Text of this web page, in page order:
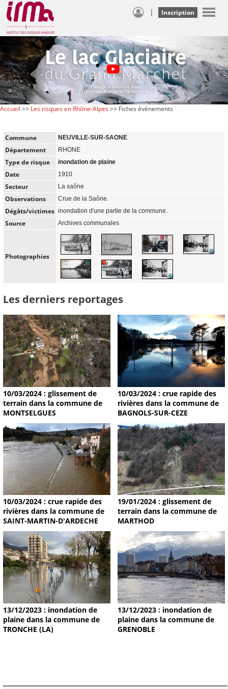
| Inscription
Accueil >> Les risques en Rhône-Alpes>> Fiches événements
Commune NEUVILLE-SUR-SAONE
Département RHONE
Type de risque inondation de plaine
Date 1910
Secteur La saône
Observations Crue de la Saône.
Dégâts/victimes inondation d'une partie de la commune.
Source Archives communales
Photographies
Les derniers reportages
10/03/2024 : glissement de
terrain dans la commune de
MONTSELGUES
10/03/2024 : crue rapide des
rivières dans la commune de
BAGNOLS-SUR-CEZE
10/03/2024 : crue rapide des
rivières dans la commune de
SAINT-MARTIN-D'ARDECHE
19/01/2024 : glissement de
terrain dans la commune de
MARTHOD
13/12/2023 : inondation de
plaine dans la commune de
TRONCHE (LA)
13/12/2023 : inondation de
plaine dans la commune de
GRENOBLE